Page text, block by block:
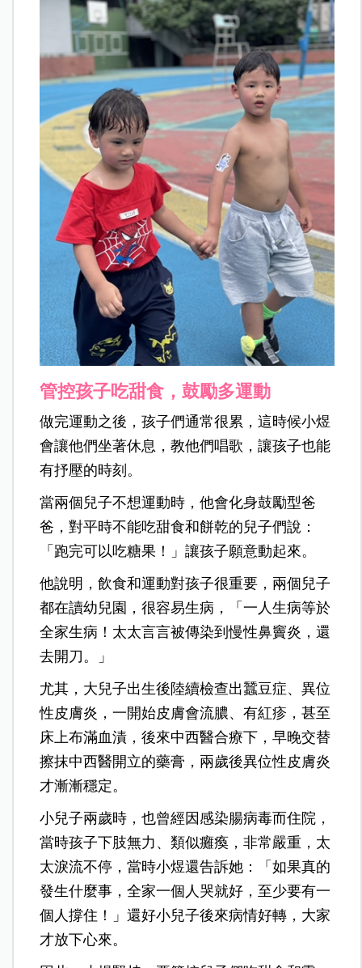
管控孩子吃甜食，鼓勵多運動
做完運動之後，孩子們通常很累，這時候小煜
會讓他們坐著休息，教他們唱歌，讓孩子也能
有抒壓的時刻。
當兩個兒子不想運動時，他會化身鼓勵型爸
爸，對平時不能吃甜食和餅乾的兒子們說：
「跑完可以吃糖果！」讓孩子願意動起來。
他說明，飲食和運動對孩子很重要，兩個兒子
都在讀幼兒園，很容易生病，「一人生病等於
全家生病！太太言言被傳染到慢性鼻竇炎，還
去開刀。」
尤其，大兒子出生後陸續檢查出蠶豆症、異位
性皮膚炎，一開始皮膚會流膿、有紅疹，甚至
床上布滿血漬，後來中西醫合療下，早晚交替
擦抹中西醫開立的藥膏，兩歲後異位性皮膚炎
才漸漸穩定。
小兒子兩歲時，也曾經因感染腸病毒而住院，
當時孩子下肢無力、類似癱瘓，非常嚴重，太
太淚流不停，當時小煜還告訴她：「如果真的
發生什麼事，全家一個人哭就好，至少要有一
個人撐住！」還好小兒子後來病情好轉，大家
才放下心來。